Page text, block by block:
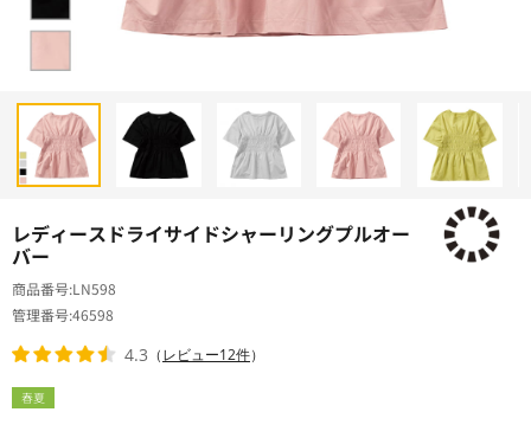
レディースドライサイドシャーリングプルオー
バー
春夏
商品番号 LN598
管理番号46598
4.3 （レビュー12件）